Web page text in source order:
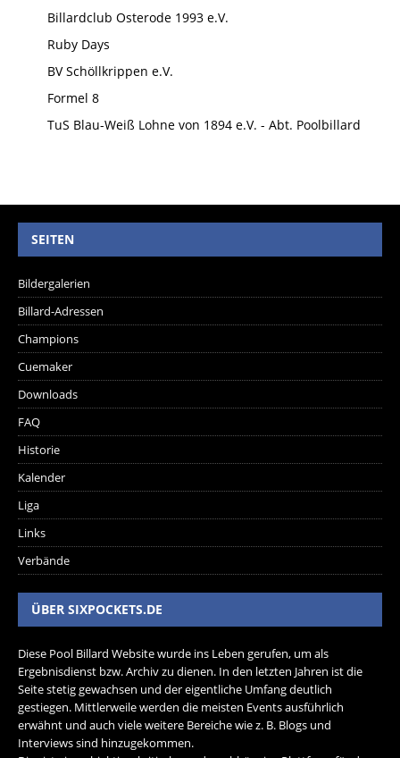
Billardclub Osterode 1993 e.V.
Ruby Days
BV Schöllkrippen e.V.
Formel 8
TuS Blau-Weiß Lohne von 1894 e.V. - Abt. Poolbillard
SEITEN
Bildergalerien
Billard-Adressen
Champions
Cuemaker
Downloads
FAQ
Historie
Kalender
Liga
Links
Verbände
ÜBER SIXPOCKETS.DE
Diese Pool Billard Website wurde ins Leben gerufen, um als
Ergebnisdienst bzw. Archiv zu dienen. In den letzten Jahren ist die
Seite stetig gewachsen und der eigentliche Umfang deutlich
gestiegen. Mittlerweile werden die meisten Events ausführlich
erwähnt und auch viele weitere Bereiche wie z. B. Blogs und
Interviews sind hinzugekommen.